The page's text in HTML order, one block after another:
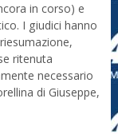
in corso) e
I giudici hanno
ritenuta
necessario
di Giuseppe,